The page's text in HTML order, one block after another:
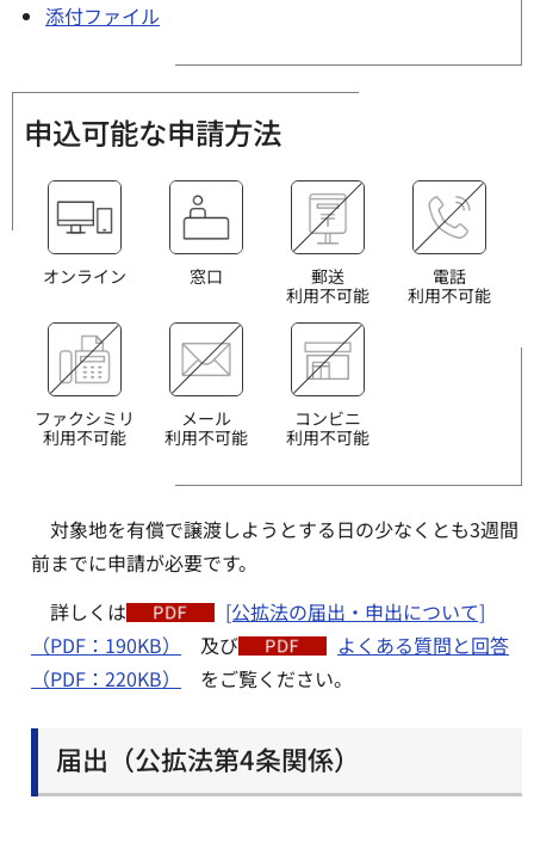
添付ファイル
申込可能な申請方法
オンライン 窓口
郵送
利用不可能
電話
利用不可能
ファクシミリ
利用不可能
メール
利用不可能
コンビニ
利用不可能
対象地を有償で譲渡しようとする日の少なくとも3週間
前までに申請が必要です。
詳しくは
[公拡法の届出・申出について]
（PDF：190KB）
及び
よくある質問と回答
（PDF：220KB）
をご覧ください。
届出（公拡法第4条関係）